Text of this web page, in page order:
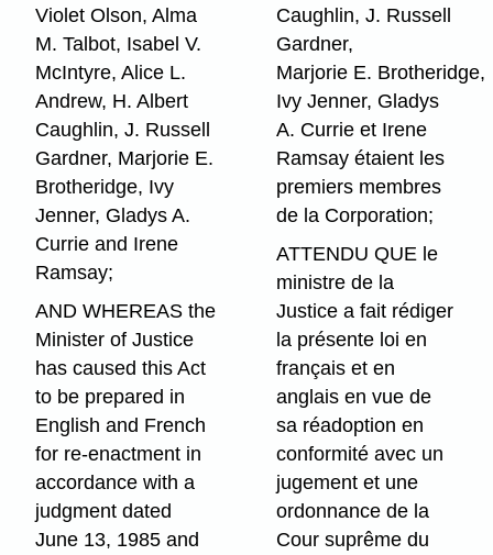
Violet Olson, Alma
M. Talbot, Isabel V.
McIntyre, Alice L.
Andrew, H. Albert
Caughlin, J. Russell
Gardner, Marjorie E.
Brotheridge, Ivy
Jenner, Gladys A.
Currie and Irene
Ramsay;
AND WHEREAS the
Minister of Justice
has caused this Act
to be prepared in
English and French
for re-enactment in
accordance with a
judgment dated
June 13, 1985 and
Caughlin, J. Russell
Gardner,
Marjorie E. Brotheridge,
Ivy Jenner, Gladys
A. Currie et Irene
Ramsay étaient les
premiers membres
de la Corporation;
ATTENDU QUE le
ministre de la
Justice a fait rédiger
la présente loi en
français et en
anglais en vue de
sa réadoption en
conformité avec un
jugement et une
ordonnance de la
Cour suprême du